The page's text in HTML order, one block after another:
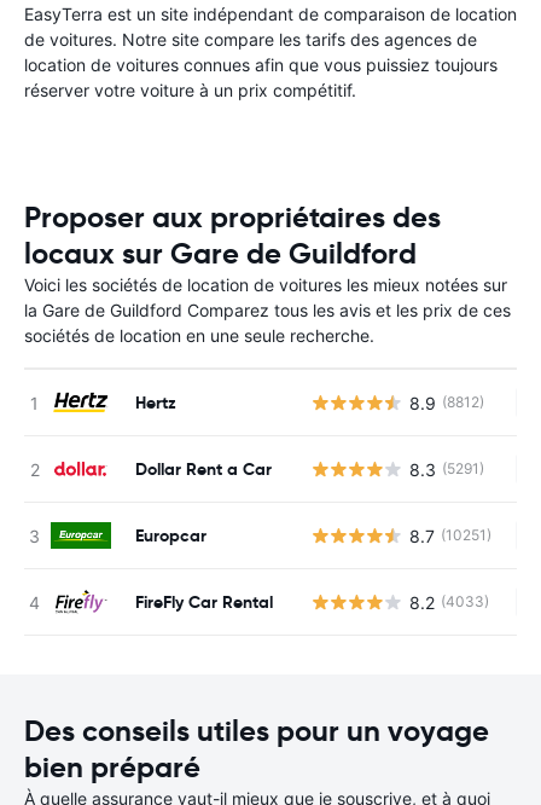
EasyTerra est un site indépendant de comparaison de location
de voitures. Notre site compare les tarifs des agences de
location de voitures connues afin que vous puissiez toujours
réserver votre voiture à un prix compétitif.
Proposer aux propriétaires des
locaux sur Gare de Guildford
Voici les sociétés de location de voitures les mieux notées sur
la Gare de Guildford Comparez tous les avis et les prix de ces
sociétés de location en une seule recherche.
Hertz 8.9 (8812)
Dollar Rent a Car 8.3 (5291)
Europcar 8.7 (10251)
FireFly Car Rental 8.2 (4033)
Des conseils utiles pour un voyage
bien préparé
À quelle assurance vaut-il mieux que je souscrive, et à quoi